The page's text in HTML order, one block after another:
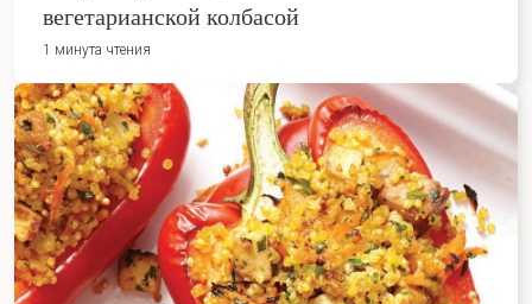
вегетарианской колбасой
1 минута чтения